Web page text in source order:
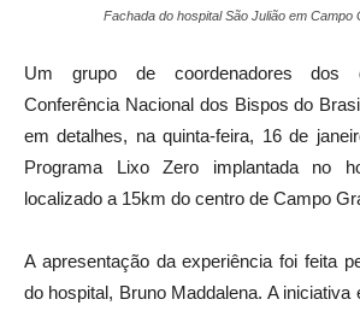
Fachada do hospital São Julião em Campo
Um grupo de coordenadores dos
Conferência Nacional dos Bispos do
em detalhes, na quinta-feira, 16 de
Programa Lixo Zero implantada no
localizado a 15km do centro de Campo
A apresentação da experiência foi feita
do hospital, Bruno Maddalena. A iniciativa